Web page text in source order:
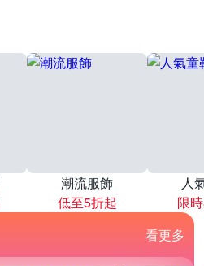
潮流服飾
低至5折起
人
限
看更多